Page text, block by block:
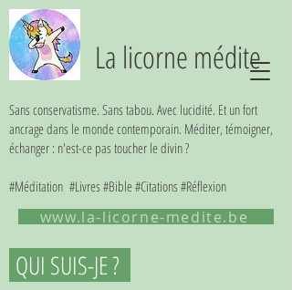
La licorne médite
Sans conservatisme. Sans tabou. Avec lucidité. Et un fort
ancrage dans le monde contemporain. Méditer, témoigner,
échanger : n'est-ce pas toucher le divin ?
#Méditation #Livres #Bible #Citations #Réflexion
www.la-licorne-medite.be
QUI SUIS-JE ?